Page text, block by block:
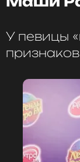
У певицы